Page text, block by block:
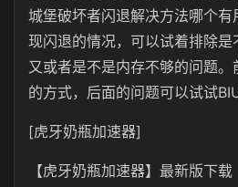
城堡破坏者闪退解决方法哪个
现闪退的情况，可以试着排除是
又或者是不是内存不够的问题
的方式，后面的问题可以试试
[虎牙奶瓶加速器]
【虎牙奶瓶加速器】最新版下载